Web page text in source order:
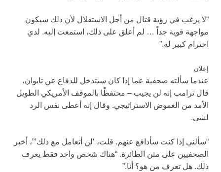
“لا يرغب في رؤية قتال من أجل الاستقلال لأن ذلك سيكون
مواجهة قوية جداً … لم أعلق على ذلك، استمعت إليه. لدي
احترام كبير له.”
إعلان
عندما سألته صحفية عما إذا كان سيتدخل للدفاع عن تايوان،
قال ترامب إنه لن يجيب – محتفظًا بالموقف الأمريكي الطويل
الأمد من الغموض الاستراتيجي. وقال إنه أعطى نفس الرد
لشي.
“سألني إذا كنت سأدافع عنهم. قلت، ‘لن أتعامل مع ذلك’”، أخبر
الصحفيين على متن الطائرة. “هناك شخص واحد فقط يعرف
ذلك. هل تعرف من هو؟ أنا.”